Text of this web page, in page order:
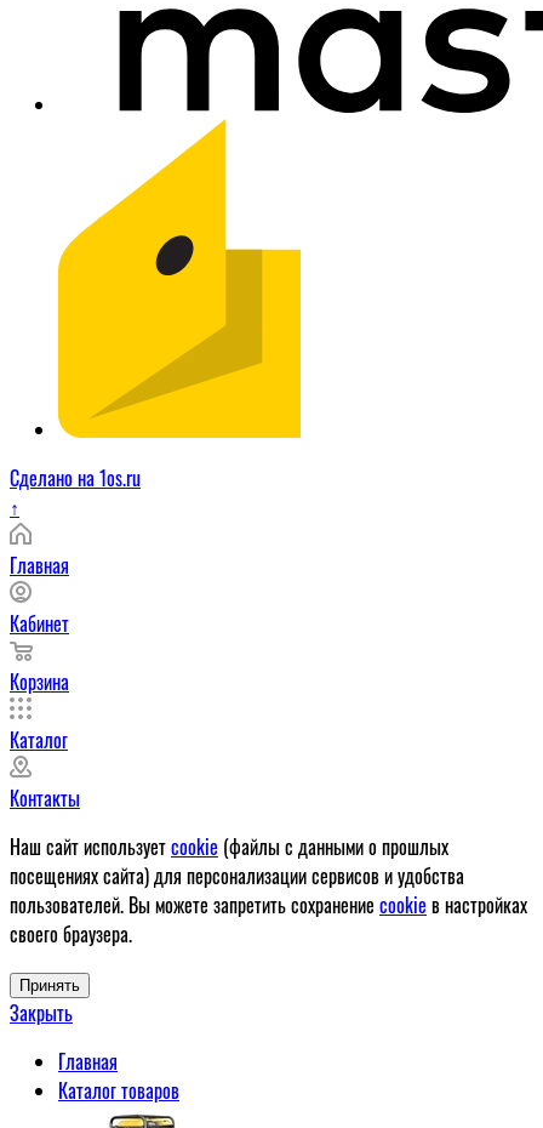
Сделано на 1os.ru
↑
Главная
Кабинет
Корзина
Каталог
Контакты
Наш сайт используетcookie (файлы с данными о прошлых
посещениях сайта) для персонализации сервисов и удобства
пользователей. Вы можете запретить сохранение cookie в настройках
своего браузера.
Принять
Закрыть
Главная
Каталог товаров